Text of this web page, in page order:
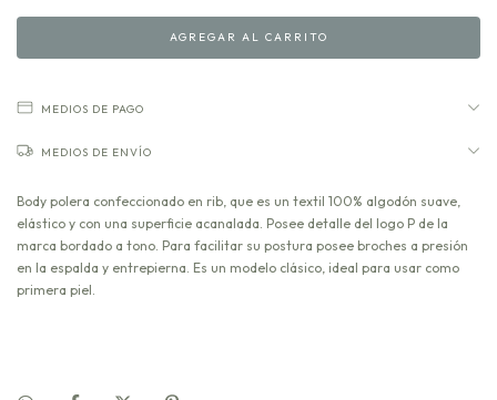
MEDIOS DE PAGO
MEDIOS DE ENVÍO
Body polera confeccionado en rib, que es un textil 100% algodón suave,
elástico y con una superficie acanalada. Posee detalle del logo P de la
marca bordado a tono. Para facilitar su postura posee broches a presión
en la espalda y entrepierna. Es un modelo clásico, ideal para usar como
primera piel.